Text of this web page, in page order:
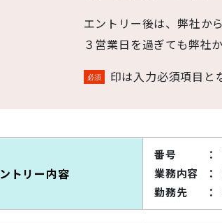
エントリー後は、弊社か
３営業日を過ぎても弊社
印は入力必須項目と
トリー内容
番号
業務内容
勤務先